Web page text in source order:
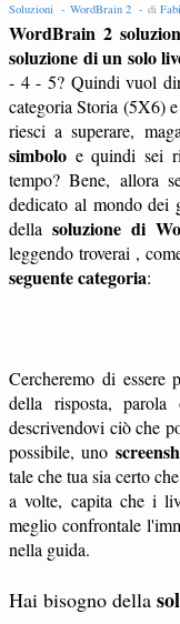
Soluzioni - WordBrain 2 - di
WordBrain 2
soluzione di un solo
- 4 - 5? Quindi vuol
categoria Storia (5X6)
riesci a superare,
simbolo e quindi sei
tempo? Bene, allora
dedicato al mondo dei
dellasoluzione di
leggendo troverai ,
seguente categoria:
Cercheremo di
della risposta,
descrivendovi ciò che
possibile, uno
tale che tua sia certo
a volte, capita che i
meglio confrontale
nella guida.
Hai bisogno della